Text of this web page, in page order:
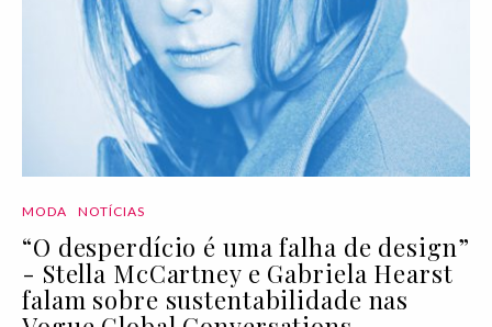
MODA NOTÍCIAS
“O desperdício é uma falha de design”
- Stella McCartney e Gabriela Hearst
falam sobre sustentabilidade nas